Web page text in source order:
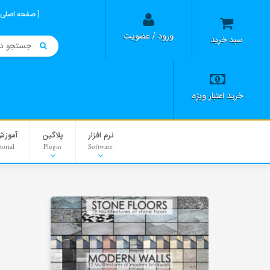
سبد خرید ورود / عضویت
خرید اعتبار ویژه
صفحه اصلی
نرم افزار
Software
پلاگین
Plugin